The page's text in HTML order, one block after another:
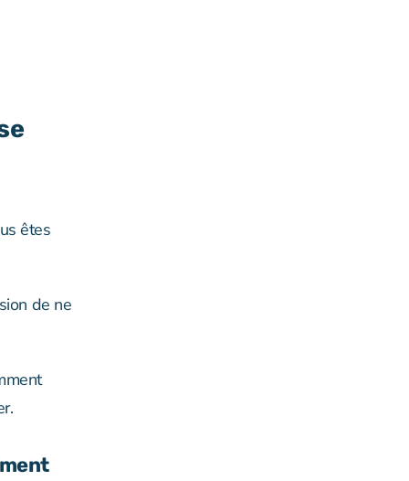
êtes
de ne